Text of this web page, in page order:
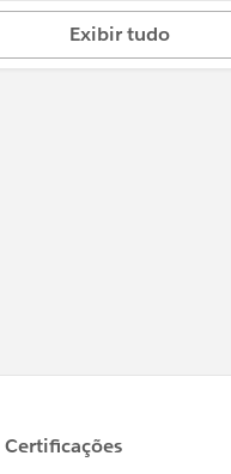
Exibir tudo